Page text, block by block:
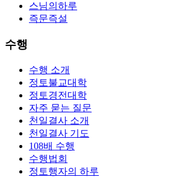
스님의하루
즉문즉설
수행
수행 소개
정토불교대학
정토경전대학
자주 묻는 질문
천일결사 소개
천일결사 기도
108배 수행
수행법회
정토행자의 하루